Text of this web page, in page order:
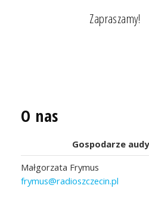
Zapraszamy!
O nas
Gospodarze
Małgorzata Frymus
frymus@radioszczecin.pl